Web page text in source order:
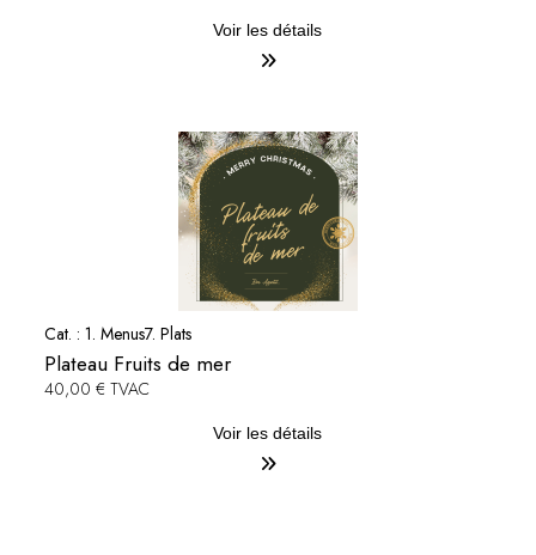
Voir les détails
Cat. : 1. Menus7. Plats
Plateau Fruits de mer
40,00 € TVAC
Voir les détails